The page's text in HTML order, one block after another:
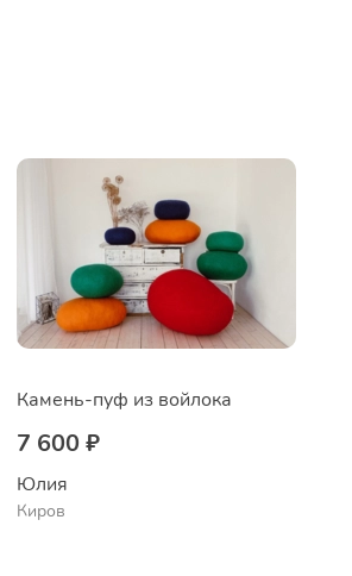
Камень-пуф из войлока
7 600 ₽
Юлия
Киров